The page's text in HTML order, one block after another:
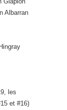
Albarran
les
et #16)